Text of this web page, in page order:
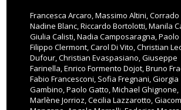
Francesca Arcaro, Massimo Altini,
Nadine Blanc, Riccardo Bortolotti, Manila
Giulia Calisti, Nadia Camposaragna, Paolo
Filippo Clermont, Carol Di Vito, Christian
Dufour, Christian Evaspasiano, Giuseppe
Farinella, Enrico Formento Dojot, Bruno
Fabio Francesconi, Sofia Fregnani, Giorgia
Gambino, Paolo Gatto, Michael Ghignone,
Marlène Jorrioz, Cecilia Lazzarotto,